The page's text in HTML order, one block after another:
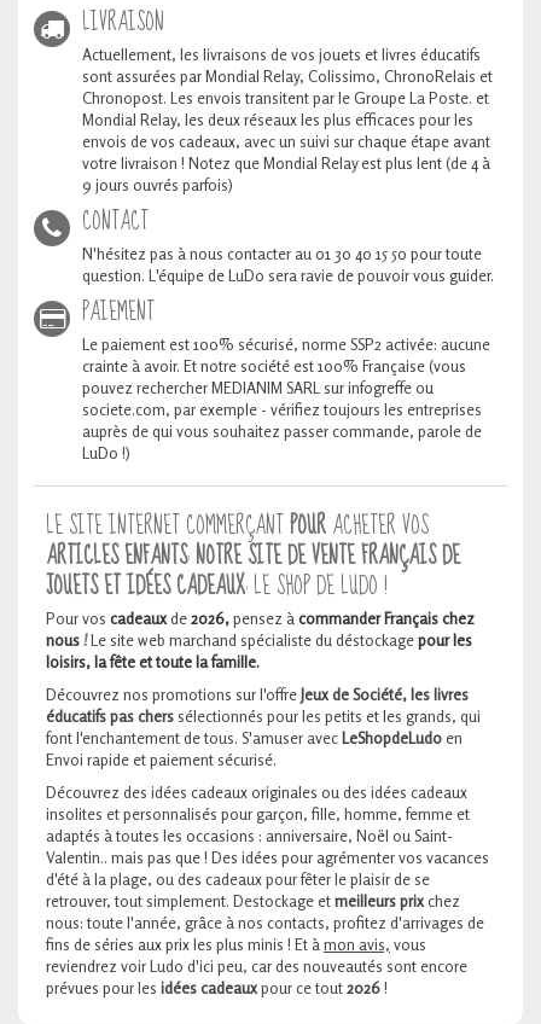
LIVRAISON
Actuellement, les livraisons de vos jouets et livres éducatifs
sont assurées par Mondial Relay, Colissimo, ChronoRelais et
Chronopost. Les envois transitent par le Groupe La Poste. et
Mondial Relay, les deux réseaux les plus efficaces pour les
envois de vos cadeaux, avec un suivi sur chaque étape avant
votre livraison ! Notez que Mondial Relay est plus lent (de 4 à
9 jours ouvrés parfois)
CONTACT
N'hésitez pas à nous contacter au 01 30 40 15 50 pour toute
question. L'équipe de LuDo sera ravie de pouvoir vous guider.
PAIEMENT
Le paiement est 100% sécurisé, norme SSP2 activée: aucune
crainte à avoir. Et notre société est 100% Française (vous
pouvez rechercher MEDIANIM SARL sur infogreffe ou
societe.com, par exemple - vérifiez toujours les entreprises
auprès de qui vous souhaitez passer commande, parole de
LuDo !)
LE SITE INTERNET COMMERÇANTPOURACHETER VOS
ARTICLES ENFANTS:NOTRE SITE DE VENTE FRANÇAIS DE
JOUETS ET IDÉES CADEAUX: LE SHOP DE LUDO !
Pour vos cadeauxde2026,pensez àcommander Français chez
nous!Le site web marchand spécialiste du déstockagepour les
loisirs, la fête et toute la famille.
Découvrez nos promotions sur l'offre Jeux de Société, les livres
éducatifs pas chers sélectionnés pour les petits et les grands, qui
font l'enchantement de tous. S'amuser avec LeShopdeLudo en
Envoi rapide et paiement sécurisé.
Découvrez des idées cadeaux originales ou des idées cadeaux
insolites et personnalisés pour garçon, fille, homme, femme et
adaptés à toutes les occasions : anniversaire, Noël ou Saint-
Valentin.. mais pas que ! Des idées pour agrémenter vos vacances
d'été à la plage, ou des cadeaux pour fêter le plaisir de se
retrouver, tout simplement. Destockage etmeilleurs prixchez
nous: toute l'année, grâce à nos contacts, profitez d'arrivages de
fins de séries aux prix les plus minis ! Et àmon avis, vous
reviendrez voir Ludo d'ici peu, car des nouveautés sont encore
prévues pour les idées cadeauxpour ce tout2026!